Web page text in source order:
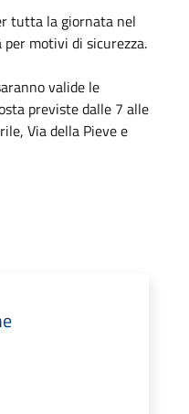
tutta la giornata nel
motivi di sicurezza.
valide le
previste dalle 7 alle
Via della Pieve e